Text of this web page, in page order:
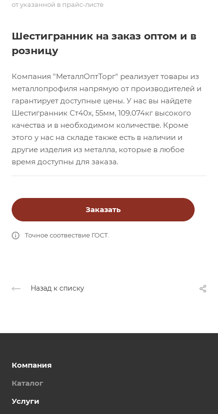
от указанной в прайс-листе
Шестигранник на заказ оптом и в
розницу
Компания "МеталлОптТорг" реализует товары из
металлопрофиля напрямую от производителей и
гарантирует доступные цены. У нас вы найдете
Шестигранник Ст40х, 55мм, 109.074кг высокого
качества и в необходимом количестве. Кроме
этого у нас на складе также есть в наличии и
другие изделия из металла, которые в любое
время доступны для заказа.
Заказать
Точное соотвествие ГОСТ.
Назад к списку
Компания
Каталог
Услуги